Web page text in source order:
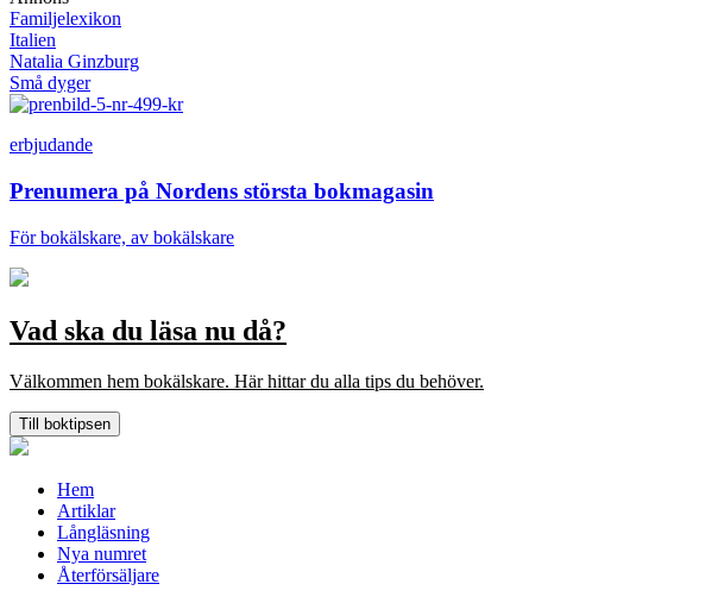
Familjelexikon
Italien
Natalia Ginzburg
Små dyger
erbjudande
Prenumera på Nordens största bokmagasin
För bokälskare, av bokälskare
Vad ska du läsa nu då?
Välkommen hem bokälskare. Här hittar du alla tips du behöver.
Till boktipsen
Hem
Artiklar
Långläsning
Nya numret
Återförsäljare